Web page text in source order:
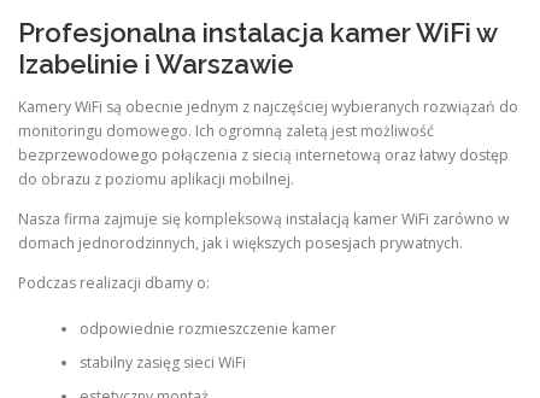
Profesjonalna instalacja kamer WiFi w
Izabelinie i Warszawie
Kamery WiFi są obecnie jednym z najczęściej wybieranych rozwiązań do
monitoringu domowego. Ich ogromną zaletą jest możliwość
bezprzewodowego połączenia z siecią internetową oraz łatwy dostęp
do obrazu z poziomu aplikacji mobilnej.
Nasza firma zajmuje się kompleksową instalacją kamer WiFi zarówno w
domach jednorodzinnych, jak i większych posesjach prywatnych.
Podczas realizacji dbamy o:
odpowiednie rozmieszczenie kamer
stabilny zasięg sieci WiFi